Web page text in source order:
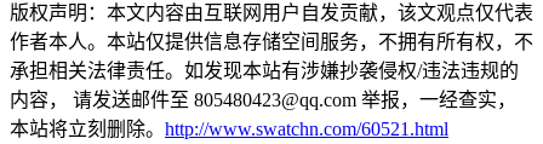
版权声明：本文内容由互联网用户自发贡献，该文观点仅代表
作者本人。本站仅提供信息存储空间服务，不拥有所有权，不
承担相关法律责任。如发现本站有涉嫌抄袭侵权/违法违规的
内容， 请发送邮件至 805480423@qq.com 举报，一经查实，
本站将立刻删除。 http://www.swatchn.com/60521.html